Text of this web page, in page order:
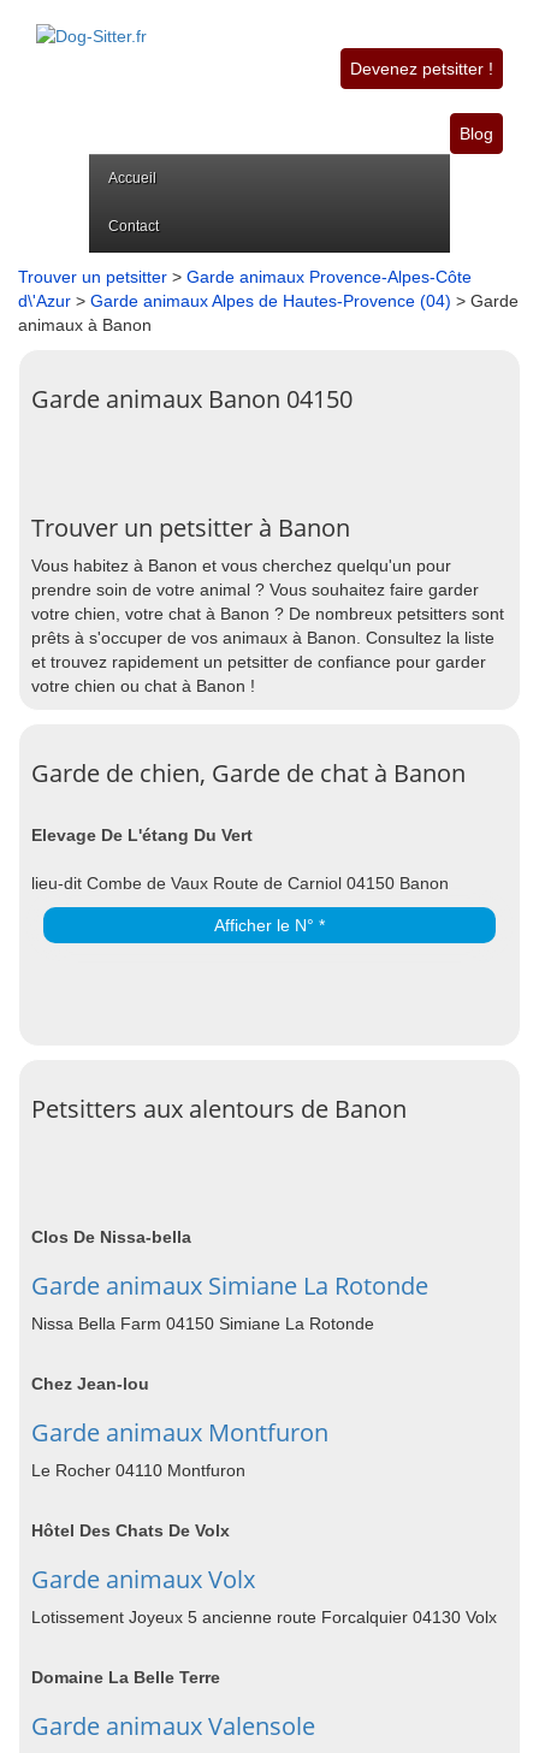
Devenez petsitter !
Blog
Accueil
Contact
Trouver un petsitter > Garde animaux Provence-Alpes-Côte
d\'Azur > Garde animaux Alpes de Hautes-Provence (04) > Garde
animaux à Banon
Garde animaux Banon 04150
Trouver un petsitter à Banon
Vous habitez à Banon et vous cherchez quelqu'un pour
prendre soin de votre animal ? Vous souhaitez faire garder
votre chien, votre chat à Banon ? De nombreux petsitters sont
prêts à s'occuper de vos animaux à Banon. Consultez la liste
et trouvez rapidement un petsitter de confiance pour garder
votre chien ou chat à Banon !
Garde de chien, Garde de chat à Banon
Elevage De L'étang Du Vert
lieu-dit Combe de Vaux Route de Carniol 04150 Banon
Afficher le N° *
Petsitters aux alentours de Banon
Clos De Nissa-bella
Garde animaux Simiane La Rotonde
Nissa Bella Farm 04150 Simiane La Rotonde
Chez Jean-lou
Garde animaux Montfuron
Le Rocher 04110 Montfuron
Hôtel Des Chats De Volx
Garde animaux Volx
Lotissement Joyeux 5 ancienne route Forcalquier 04130 Volx
Domaine La Belle Terre
Garde animaux Valensole